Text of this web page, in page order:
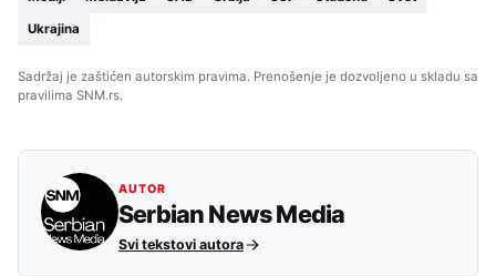
Ukrajina
Sadržaj je zaštićen autorskim pravima. Prenošenje je dozvoljeno u skladu sa
pravilima SNM.rs.
AUTOR
Serbian News Media
Svi tekstovi autora